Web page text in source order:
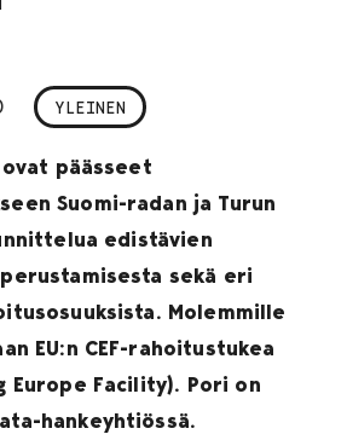
YLEINEN
päässeet
Suomi-radan ja Turun
edistävien
sekä eri
Molemmille
EU:n CEF-rahoitustukea
Europe Facility). Pori on
hankeyhtiössä.